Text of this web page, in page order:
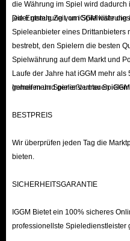
Rasten/Warten:An einem
Sie die Zeit vorspulen, um
Händlerinventare zu
alles – von High-End-Waffen bis
Preise, sichere Transaktionen
richtig!
die Währung im Spiel wird
jeder genug Zeit, um Spielwährung
Die Entstehung von iGGM löste
Spieleanbieter eines Drittanbieters
bestrebt, den Spielern die besten
Spielwährung auf dem Markt und
Laufe der Jahre hat iGGM mehr
geholfen und genießt unter
Immer mehr Spieler vertrauen
BESTPREIS
Wir überprüfen jeden Tag die
bieten.
SICHERHEITSGARANTIE
IGGM Bietet ein 100% sicheres
professionellste Spieledienstleister